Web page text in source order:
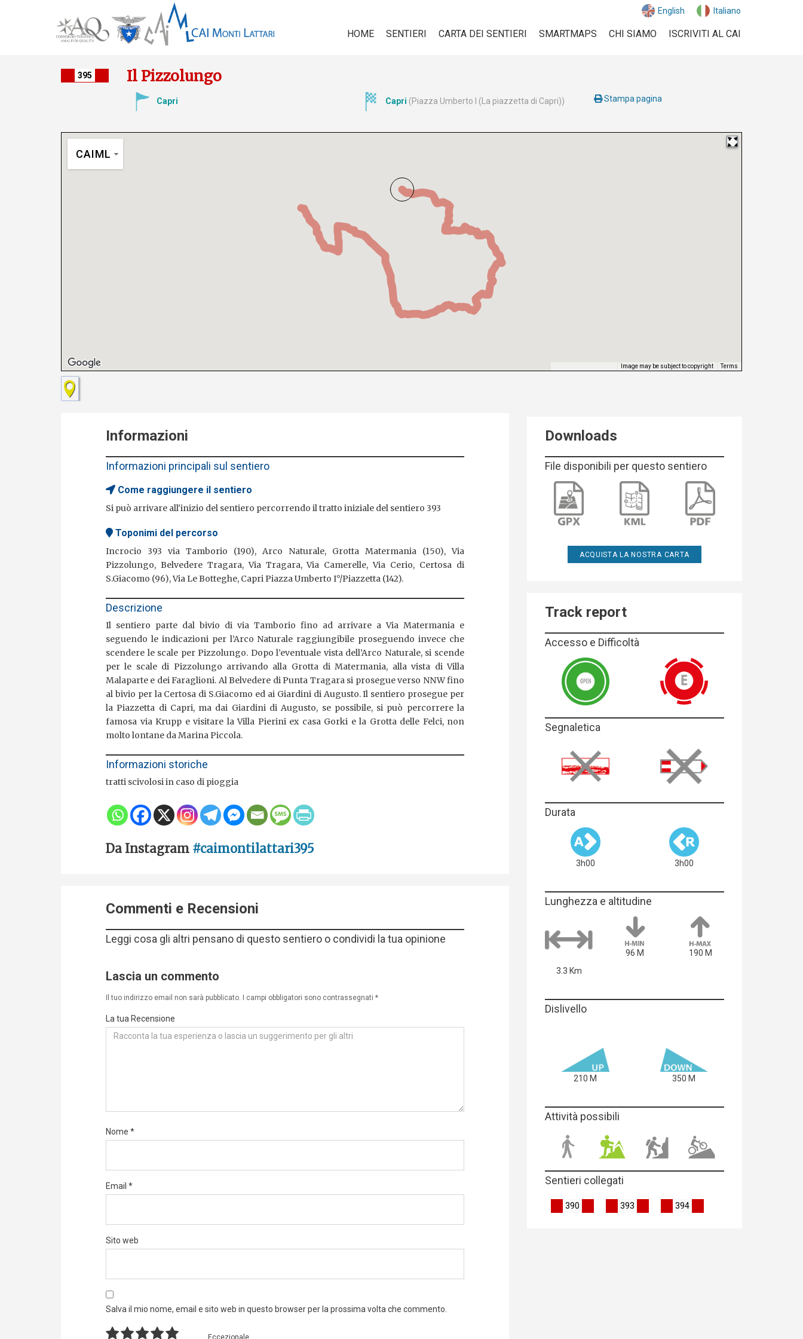
English Italiano
HOME SENTIERI CARTA DEI SENTIERI SMARTMAPS CHI SIAMO ISCRIVITI AL CAI
395 Il Pizzolungo
Capri Capri (Piazza Umberto I (La piazzetta di Capri)) Stampa pagina
CAIML
Image may be subject to copyright Terms
Downloads
File disponibili per questo sentiero
ACQUISTA LA NOSTRA CARTA
Track report
Accesso e Difficoltà
Segnaletica
Durata
3h00 3h00
Lunghezza e altitudine
3.3 Km
96 M 190 M
Dislivello
210 M 350 M
Attività possibili
Sentieri collegati
390 393 394
Informazioni
Informazioni principali sul sentiero
Come raggiungere il sentiero
Si può arrivare all'inizio del sentiero percorrendo il tratto iniziale del sentiero 393
Toponimi del percorso
Incrocio 393 via Tamborio (190), Arco Naturale, Grotta Matermania (150), Via
Pizzolungo, Belvedere Tragara, Via Tragara, Via Camerelle, Via Cerio, Certosa di
S.Giacomo (96), Via Le Botteghe, Capri Piazza Umberto I°/Piazzetta (142).
Descrizione
Il sentiero parte dal bivio di via Tamborio fino ad arrivare a Via Matermania e
seguendo le indicazioni per l’Arco Naturale raggiungibile proseguendo invece che
scendere le scale per Pizzolungo. Dopo l’eventuale vista dell’Arco Naturale, si scende
per le scale di Pizzolungo arrivando alla Grotta di Matermania, alla vista di Villa
Malaparte e dei Faraglioni. Al Belvedere di Punta Tragara si prosegue verso NNW fino
al bivio per la Certosa di S.Giacomo ed ai Giardini di Augusto. Il sentiero prosegue per
la Piazzetta di Capri, ma dai Giardini di Augusto, se possibile, si può percorrere la
famosa via Krupp e visitare la Villa Pierini ex casa Gorki e la Grotta delle Felci, non
molto lontane da Marina Piccola.
Informazioni storiche
tratti scivolosi in caso di pioggia
Da Instagram #caimontilattari395
Commenti e Recensioni
Leggi cosa gli altri pensano di questo sentiero o condividi la tua opinione
Lascia un commento
Il tuo indirizzo email non sarà pubblicato. I campi obbligatori sono contrassegnati *
La tua Recensione
Nome *
Email *
Sito web
Salva il mio nome, email e sito web in questo browser per la prossima volta che commento.
Eccezionale